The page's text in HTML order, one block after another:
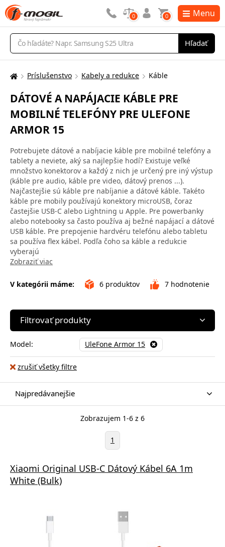
Vyhľadávanie
Hľadať
0 0 Menu
Tu
nachádzate:
Príslušenstvo Kabely a redukce Káble
DÁTOVÉ A NAPÁJACIE KÁBLE PRE
MOBILNÉ TELEFÓNY PRE ULEFONE
ARMOR 15
Potrebujete dátové a nabíjacie káble pre mobilné telefóny a
tablety a neviete, aký sa najlepšie hodí? Existuje veľké
množstvo konektorov a každý z nich je určený pre iný výstup
(káble pre audio, káble pre video, dátový prenos ...).
Najčastejšie sú káble pre nabíjanie a dátové káble. Takéto
káble pre mobily používajú konektory microUSB, čoraz
častejšie USB-C alebo Lightning u Apple. Pre powerbanky
alebo notebooky sa často používa aj bežné napájací a dátové
USB káble. Pre prepojenie hardvéru telefónu alebo tabletu
sa používa flex kábel. Podľa čoho sa káble a redukcie
vyberajú
Zobraziť viac
V kategórii máme: 6 produktov 7 hodnotenie
Filtrovať produkty
Model: UleFone Armor 15
zrušiť všetky filtre
Najpredávanejšie
Zobrazujem 1-6 z 6
1
Xiaomi Original USB-C Dátový Kábel 6A 1m
White (Bulk)